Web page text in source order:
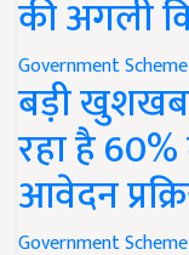
की अगली
Government Scheme
बड़ी
रहा है
आवेदन
Government Scheme